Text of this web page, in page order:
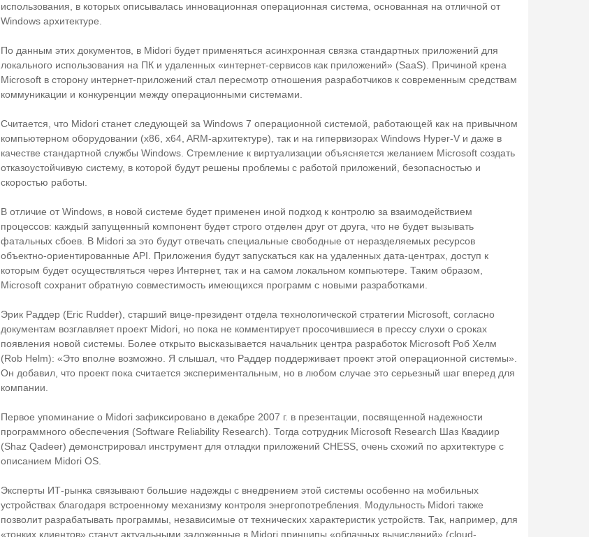
использования, в которых описывалась инновационная операционная система, основанная на отличной от
Windows архитектуре.
По данным этих документов, в Midori будет применяться асинхронная связка стандартных приложений для
локального использования на ПК и удаленных «интернет-сервисов как приложений» (SaaS). Причиной крена
Microsoft в сторону интернет-приложений стал пересмотр отношения разработчиков к современным средствам
коммуникации и конкуренции между операционными системами.
Считается, что Midori станет следующей за Windows 7 операционной системой, работающей как на привычном
компьютерном оборудовании (x86, x64, ARM-архитектуре), так и на гипервизорах Windows Hyper-V и даже в
качестве стандартной службы Windows. Стремление к виртуализации объясняется желанием Microsoft создать
отказоустойчивую систему, в которой будут решены проблемы с работой приложений, безопасностью и
скоростью работы.
В отличие от Windows, в новой системе будет применен иной подход к контролю за взаимодействием
процессов: каждый запущенный компонент будет строго отделен друг от друга, что не будет вызывать
фатальных сбоев. В Midori за это будут отвечать специальные свободные от неразделяемых ресурсов
объектно-ориентированные API. Приложения будут запускаться как на удаленных дата-центрах, доступ к
которым будет осуществляться через Интернет, так и на самом локальном компьютере. Таким образом,
Microsoft сохранит обратную совместимость имеющихся программ с новыми разработками.
Эрик Раддер (Eric Rudder), старший вице-президент отдела технологической стратегии Microsoft, согласно
документам возглавляет проект Midori, но пока не комментирует просочившиеся в прессу слухи о сроках
появления новой системы. Более открыто высказывается начальник центра разработок Microsoft Роб Хелм
(Rob Helm): «Это вполне возможно. Я слышал, что Раддер поддерживает проект этой операционной системы».
Он добавил, что проект пока считается экспериментальным, но в любом случае это серьезный шаг вперед для
компании.
Первое упоминание о Midori зафиксировано в декабре 2007 г. в презентации, посвященной надежности
программного обеспечения (Software Reliability Research). Тогда сотрудник Microsoft Research Шаз Квадиир
(Shaz Qadeer) демонстрировал инструмент для отладки приложений CHESS, очень схожий по архитектуре с
описанием Midori OS.
Эксперты ИТ-рынка связывают большие надежды с внедрением этой системы особенно на мобильных
устройствах благодаря встроенному механизму контроля энергопотребления. Модульность Midori также
позволит разрабатывать программы, независимые от технических характеристик устройств. Так, например, для
«тонких клиентов» станут актуальными заложенные в Midori принципы «облачных вычислений» (cloud-